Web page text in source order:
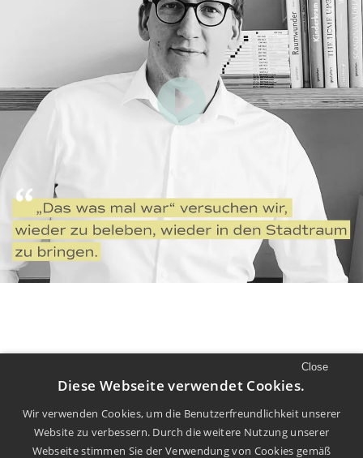
LUST AUF MEHR
Mehr Filme und Diskurs finden Sie auf
unseremYoutubeKanal.
Close
Diese Webseite verwendet Cookies.
Wir verwenden Cookies, um die Benutzerfreundlichkeit unserer
Website zu verbessern. Durch die weitere Nutzung unserer
Webseite stimmen Sie der Verwendung von Cookies gemäß